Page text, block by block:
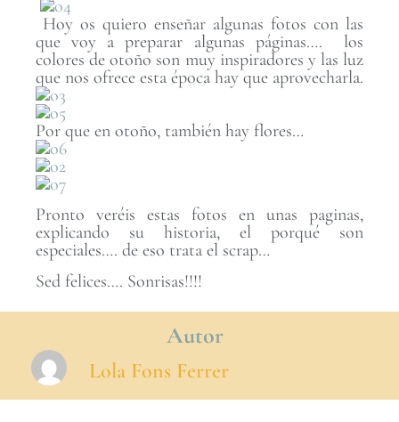
Hoy os quiero enseñar algunas fotos con las
que voy a preparar algunas páginas…. los
colores de otoño son muy inspiradores y las luz
que nos ofrece esta época hay que aprovecharla.
Por que en otoño, también hay flores…
Pronto veréis estas fotos en unas paginas,
explicando su historia, el porqué son
especiales…. de eso trata el scrap…
Sed felices…. Sonrisas!!!!
Autor
Lola Fons Ferrer